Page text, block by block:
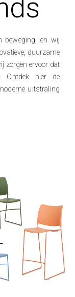
beweging, en wij
duurzame
zorgen ervoor dat
Ontdek hier de
uitstraling